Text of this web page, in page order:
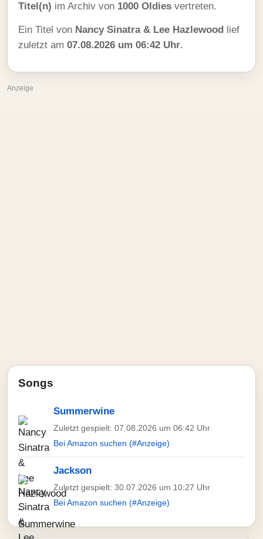
Titel(n) im Archiv von 1000 Oldies vertreten.
Ein Titel von Nancy Sinatra & Lee Hazlewood lief
zuletzt am 07.08.2026 um 06:42 Uhr.
Anzeige
Songs
Summerwine
Zuletzt gespielt: 07.08.2026 um 06:42 Uhr
Bei Amazon suchen (#Anzeige)
Jackson
Zuletzt gespielt: 30.07.2026 um 10:27 Uhr
Bei Amazon suchen (#Anzeige)